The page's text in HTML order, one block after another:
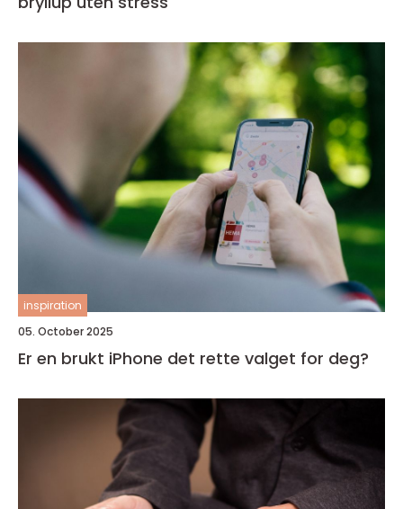
inspiration
05. October 2025
Er en brukt iPhone det rette valget for deg?